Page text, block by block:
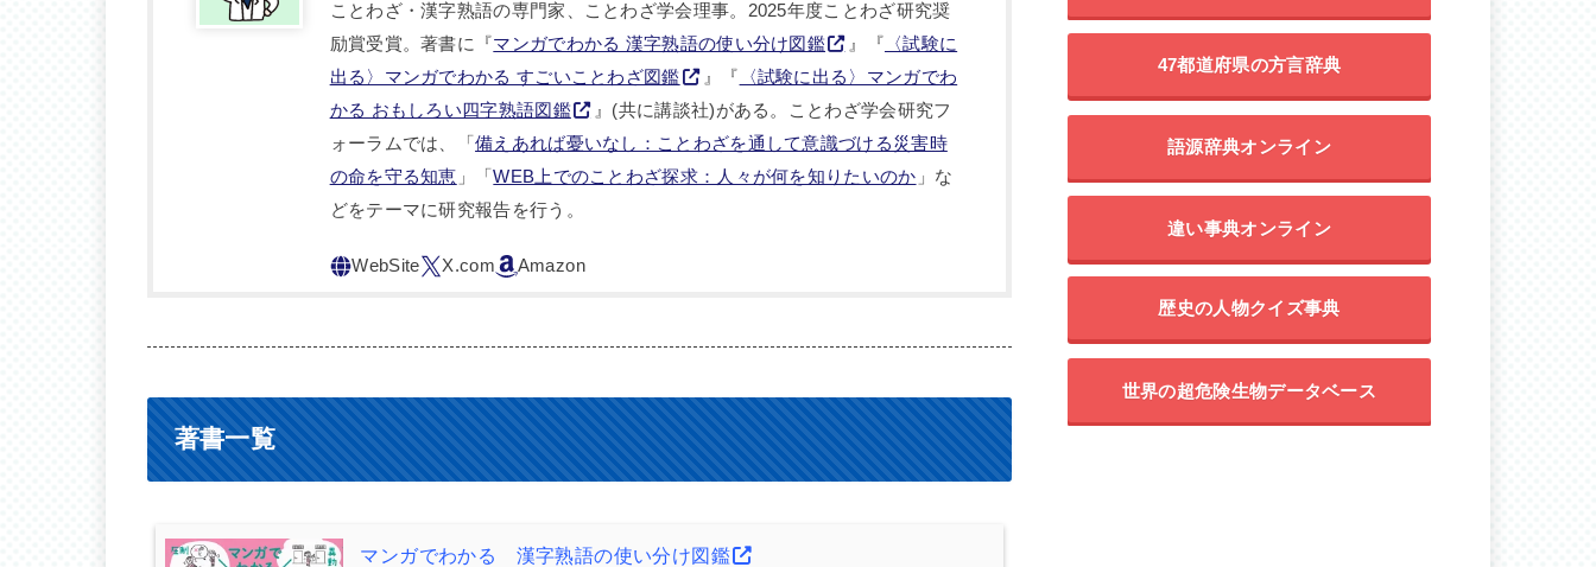
ことわざ・漢字熟語の専門家、ことわざ学会理事。2025年度ことわざ研究奨
励賞受賞。著書に『マンガでわかる 漢字熟語の使い分け図鑑 』『 〈試験に
出る〉マンガでわかる すごいことわざ図鑑
』『 〈試験に出る〉マンガでわ
かる おもしろい四字熟語図鑑
』(共に講談社)がある。ことわざ学会研究フ
ォーラムでは、「備えあれば憂いなし：ことわざを通して意識づける災害時
の命を守る知恵 」「WEB上でのことわざ探求：人々が何を知りたいのか 」な
どをテーマに研究報告を行う。
著書一覧
マンガでわかる 漢字熟語の使い分け図鑑
47都道府県の方言辞典
語源辞典オンライン
違い事典オンライン
歴史の人物クイズ事典
世界の超危険生物データベース